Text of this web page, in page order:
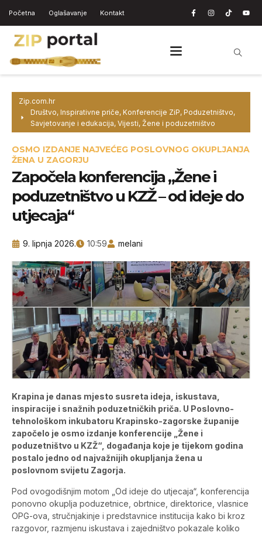
Početna Oglašavanje Kontakt
Zip.com.hr
Društvo, Inspirativne priče, Konferencije ZiP, Poduzetništvo,
Savjetovanje i edukacija, Vijesti, Žene i poduzetništvo
OSMO IZDANJE NAJVEĆEG POSLOVNOG OKUPLJANJA
ŽENA U ZAGORJU
Započela konferencija „Žene i
poduzetništvo u KZŽ – od ideje do
utjecaja“
9. lipnja 2026. 10:59 melani
Krapina je danas mjesto susreta ideja, iskustava,
inspiracije i snažnih poduzetničkih priča. U Poslovno-
tehnološkom inkubatoru Krapinsko-zagorske županije
započelo je osmo izdanje konferencije „Žene i
poduzetništvo u KZŽ“, događanja koje je tijekom godina
postalo jedno od najvažnijih okupljanja žena u
poslovnom svijetu Zagorja.
Pod ovogodišnjim motom „Od ideje do utjecaja“, konferencija
ponovno okuplja poduzetnice, obrtnice, direktorice, vlasnice
OPG-ova, stručnjakinje i predstavnice institucija kako bi kroz
razgovor, razmjenu iskustava i zajedništvo pokazale koliko